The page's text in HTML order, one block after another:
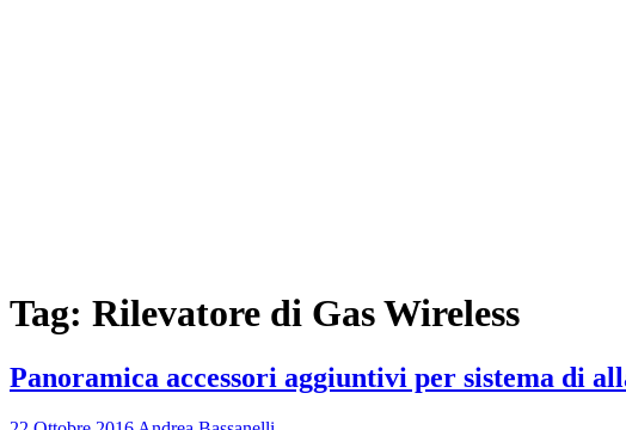
Tag: Rilevatore di Gas Wireless
Panoramica accessori aggiuntivi per sistema di